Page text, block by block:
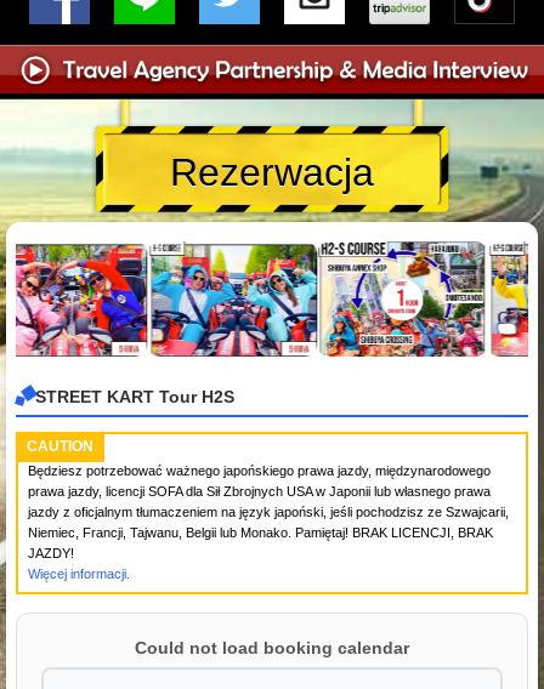
Rezerwacja
STREET KART Tour H2S
CAUTION
Będziesz potrzebować ważnego japońskiego prawa jazdy, międzynarodowego
prawa jazdy, licencji SOFA dla Sił Zbrojnych USA w Japonii lub własnego prawa
jazdy z oficjalnym tłumaczeniem na język japoński, jeśli pochodzisz ze Szwajcarii,
Niemiec, Francji, Tajwanu, Belgii lub Monako. Pamiętaj! BRAK LICENCJI, BRAK
JAZDY!
Więcej informacji.
Could not load booking calendar